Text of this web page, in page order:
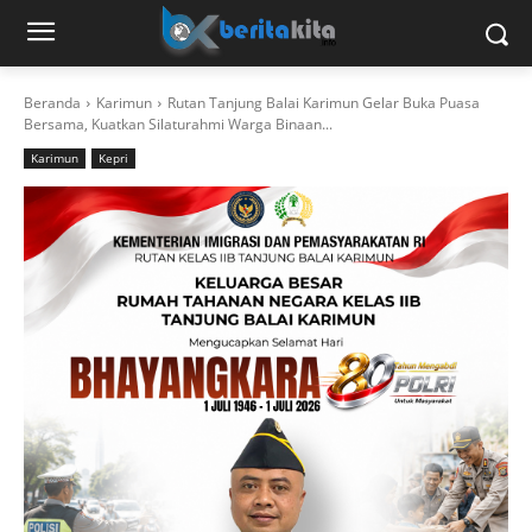
Beranda Karimun
Rutan Tanjung Balai Karimun Gelar Buka Puasa
Bersama, Kuatkan Silaturahmi Warga Binaan...
Karimun Kepri